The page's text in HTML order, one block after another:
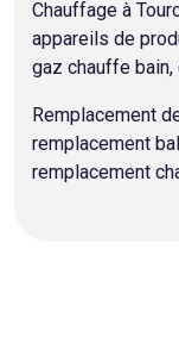
Chauffage à
appareils de
gaz chauffe bain,
Remplacement
remplacement
remplacement